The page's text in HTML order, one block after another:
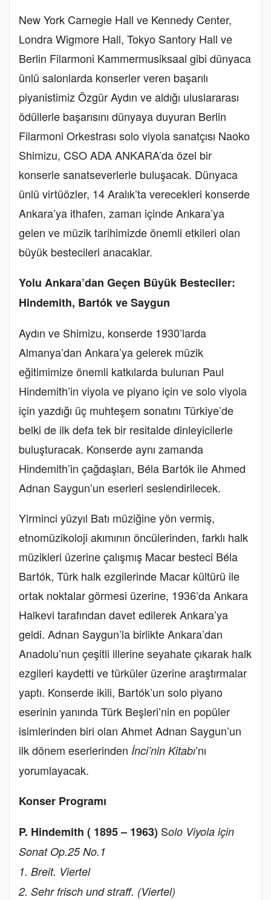
New York Carnegie Hall ve Kennedy Center,
Londra Wigmore Hall, Tokyo Santory Hall ve
Berlin Filarmoni Kammermusiksaal gibi dünyaca
ünlü salonlarda konserler veren başarılı
piyanistimiz Özgür Aydın ve aldığı uluslararası
ödüllerle başarısını dünyaya duyuran Berlin
Filarmoni Orkestrası solo viyola sanatçısı Naoko
Shimizu, CSO ADA ANKARA’da özel bir
konserle sanatseverlerle buluşacak. Dünyaca
ünlü virtüözler, 14 Aralık’ta verecekleri konserde
Ankara’ya ithafen, zaman içinde Ankara’ya
gelen ve müzik tarihimizde önemli etkileri olan
büyük bestecileri anacaklar.
Yolu Ankara’dan Geçen Büyük Besteciler:
Hindemith, Bartók ve Saygun
Aydın ve Shimizu, konserde 1930’larda
Almanya’dan Ankara’ya gelerek müzik
eğitimimize önemli katkılarda bulunan Paul
Hindemith’in viyola ve piyano için ve solo viyola
için yazdığı üç muhteşem sonatını Türkiye’de
belki de ilk defa tek bir resitalde dinleyicilerle
buluşturacak. Konserde aynı zamanda
Hindemith’in çağdaşları, Béla Bartók ile Ahmed
Adnan Saygun’un eserleri seslendirilecek.
Yirminci yüzyıl Batı müziğine yön vermiş,
etnomüzikoloji akımının öncülerinden, farklı halk
müzikleri üzerine çalışmış Macar besteci Béla
Bartók, Türk halk ezgilerinde Macar kültürü ile
ortak noktalar görmesi üzerine, 1936’da Ankara
Halkevi tarafından davet edilerek Ankara’ya
geldi. Adnan Saygun’la birlikte Ankara’dan
Anadolu’nun çeşitli illerine seyahate çıkarak halk
ezgileri kaydetti ve türküler üzerine araştırmalar
yaptı. Konserde ikili, Bartók’un solo piyano
eserinin yanında Türk Beşleri’nin en popüler
isimlerinden biri olan Ahmet Adnan Saygun’un
ilk dönem eserlerinden İnci’nin Kitabı’nı
yorumlayacak.
Konser Programı
P. Hindemith ( 1895 – 1963) Solo Viyola için
Sonat Op.25 No.1
1. Breit. Viertel
2. Sehr frisch und straff. (Viertel)